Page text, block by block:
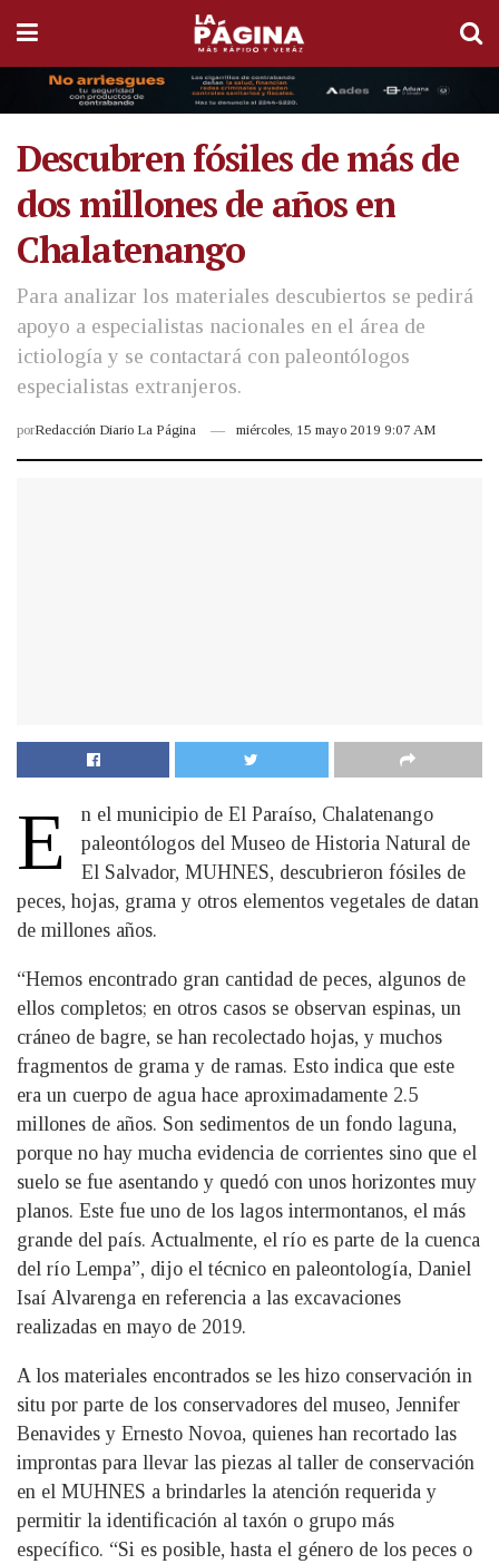
Descubren fósiles de más de
dos millones de años en
Chalatenango
Para analizar los materiales descubiertos se pedirá
apoyo a especialistas nacionales en el área de
ictiología y se contactará con paleontólogos
especialistas extranjeros.
porRedacción Diario La Página miércoles, 15 mayo 2019 9:07 AM
E
n el municipio de El Paraíso, Chalatenango
paleontólogos del Museo de Historia Natural de
El Salvador, MUHNES, descubrieron fósiles de
peces, hojas, grama y otros elementos vegetales de datan
de millones años.
“Hemos encontrado gran cantidad de peces, algunos de
ellos completos; en otros casos se observan espinas, un
cráneo de bagre, se han recolectado hojas, y muchos
fragmentos de grama y de ramas. Esto indica que este
era un cuerpo de agua hace aproximadamente 2.5
millones de años. Son sedimentos de un fondo laguna,
porque no hay mucha evidencia de corrientes sino que el
suelo se fue asentando y quedó con unos horizontes muy
planos. Este fue uno de los lagos intermontanos, el más
grande del país. Actualmente, el río es parte de la cuenca
del río Lempa”, dijo el técnico en paleontología, Daniel
Isaí Alvarenga en referencia a las excavaciones
realizadas en mayo de 2019.
A los materiales encontrados se les hizo conservación in
situ por parte de los conservadores del museo, Jennifer
Benavides y Ernesto Novoa, quienes han recortado las
improntas para llevar las piezas al taller de conservación
en el MUHNES a brindarles la atención requerida y
permitir la identificación al taxón o grupo más
específico. “Si es posible, hasta el género de los peces o